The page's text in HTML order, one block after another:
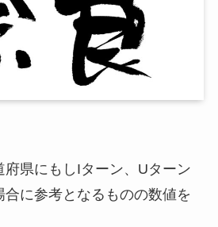
府県にもしIターン、Uターン
に参考となるものの数値を